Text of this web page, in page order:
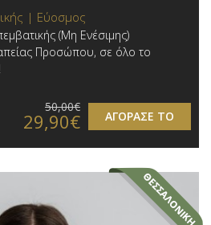
| Εύοσμος
(Μη Ενέσιμης)
Προσώπου, σε όλο το
ΑΓΟΡΑΣΕ ΤΟ
50,00€
29,90€